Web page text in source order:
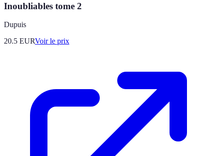
Inoubliables tome 2
Dupuis
20.5 EURVoir le prix